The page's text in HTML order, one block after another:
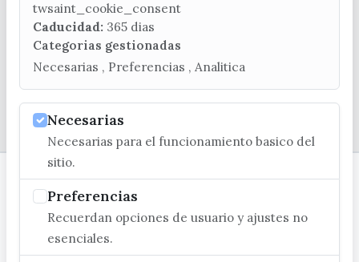
C/ Poniente, 2. CP 29740 - Torre del Mar
© EXCMO. AYUNTAMIENTO DE VÉLEZ-MÁLAGA
twsaint_cookie_consent
Caducidad: 365 dias
Categorias gestionadas
Necesarias , Preferencias , Analitica
Necesarias
Necesarias para el funcionamiento basico del
sitio.
Preferencias
Recuerdan opciones de usuario y ajustes no
esenciales.